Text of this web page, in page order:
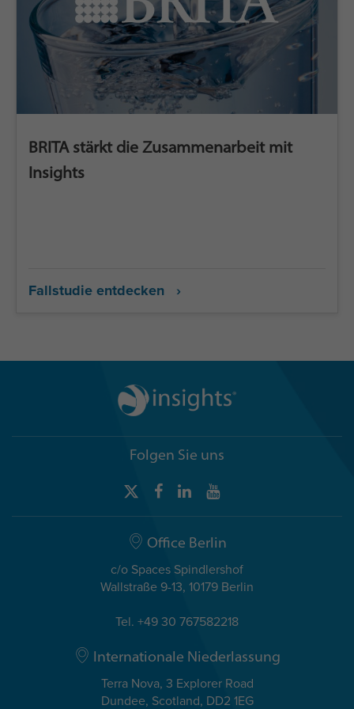
BRITA stärkt die Zusammenarbeit mit
Insights
Fallstudie entdecken ›
Folgen Sie uns
Office Berlin
c/o Spaces Spindlershof
Wallstraße 9-13, 10179 Berlin
Tel. +49 30 767582218
Internationale Niederlassung
Terra Nova, 3 Explorer Road
Dundee, Scotland, DD2 1EG